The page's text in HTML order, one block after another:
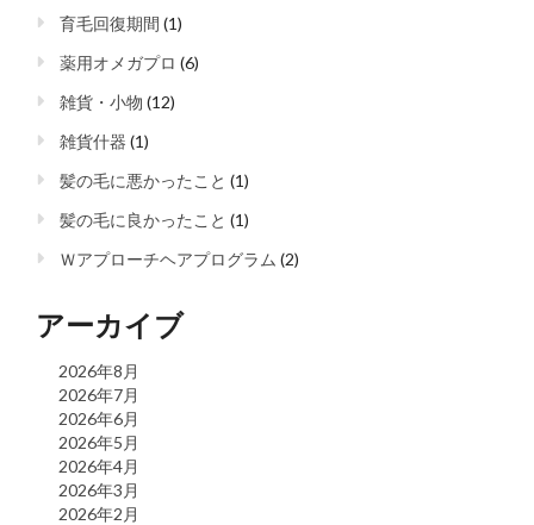
育毛回復期間 (1)
薬用オメガプロ (6)
雑貨・小物 (12)
雑貨什器 (1)
髪の毛に悪かったこと (1)
髪の毛に良かったこと (1)
Ｗアプローチヘアプログラム (2)
アーカイブ
2026年8月
2026年7月
2026年6月
2026年5月
2026年4月
2026年3月
2026年2月